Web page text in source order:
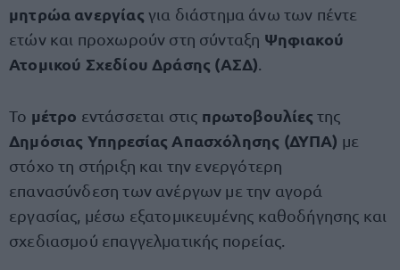
μητρώα ανεργίας για διάστημα άνω των πέντε
ετών και προχωρούν στη σύνταξη Ψηφιακού
Ατομικού Σχεδίου Δράσης (ΑΣΔ)
Το μέτρο εντάσσεται στις πρωτοβουλίες της
Δημόσιας Υπηρεσίας Απασχόλησης (ΔΥΠΑ) με
στόχο τη στήριξη και την ενεργότερη
επανασύνδεση των ανέργων με την αγορά
εργασίας, μέσω εξατομικευμένης καθοδήγησης και
σχεδιασμού επαγγελματικής πορείας.